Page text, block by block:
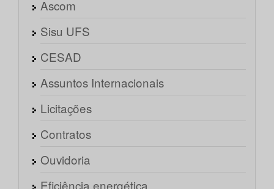
Ascom
Sisu UFS
CESAD
Assuntos Internacionais
Licitações
Contratos
Ouvidoria
Eficiência energética